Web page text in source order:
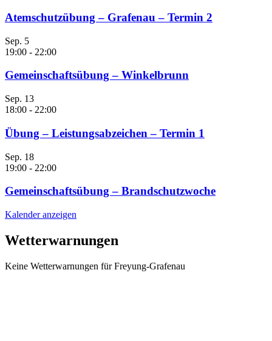
Atemschutzübung – Grafenau – Termin 2
Sep. 5
19:00 - 22:00
Gemeinschaftsübung – Winkelbrunn
Sep. 13
18:00 - 22:00
Übung – Leistungsabzeichen – Termin 1
Sep. 18
19:00 - 22:00
Gemeinschaftsübung – Brandschutzwoche
Kalender anzeigen
Wetterwarnungen
Keine Wetterwarnungen für Freyung-Grafenau